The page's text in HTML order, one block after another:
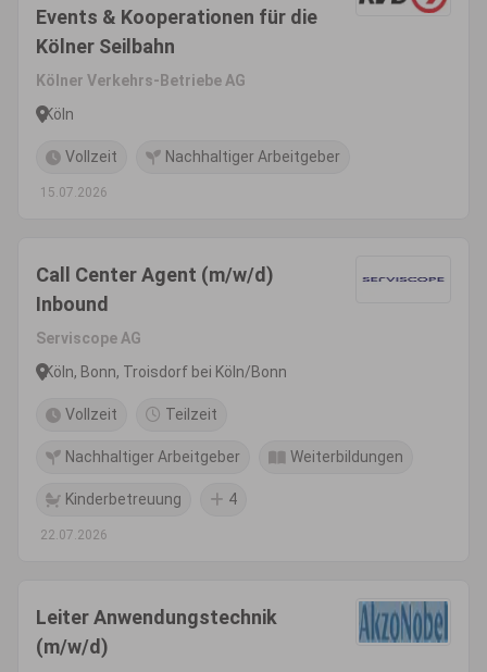
Events & Kooperationen für die
Kölner Seilbahn
Kölner Verkehrs-Betriebe AG
Köln
Vollzeit Nachhaltiger Arbeitgeber
15.07.2026
Call Center Agent (m/w/d)
Inbound
Serviscope AG
Köln, Bonn, Troisdorf bei Köln/Bonn
Vollzeit Teilzeit
Nachhaltiger Arbeitgeber Weiterbildungen
Kinderbetreuung 4
22.07.2026
Leiter Anwendungstechnik
(m/w/d)